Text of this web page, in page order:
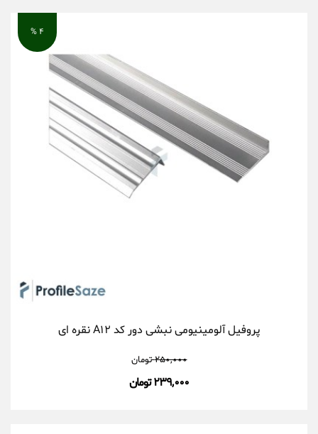
۴ %
پروفیل آلومینیومی نبشی دور کد A۱۲ نقره ای
۲۵۰,۰۰۰ تومان
۲۳۹,۰۰۰ تومان